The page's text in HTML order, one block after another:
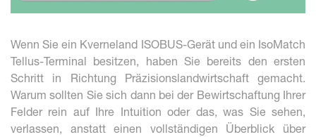
Wenn Sie ein Kverneland ISOBUS-Gerät und ein IsoMatch
Tellus-Terminal besitzen, haben Sie bereits den ersten
Schritt in Richtung Präzisionslandwirtschaft gemacht.
Warum sollten Sie sich dann bei der Bewirtschaftung Ihrer
Felder rein auf Ihre Intuition oder das, was Sie sehen,
verlassen, anstatt einen vollständigen Überblick über